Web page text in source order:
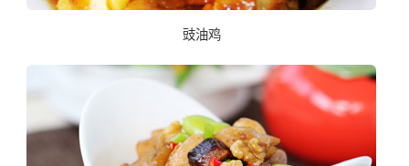
豉油鸡